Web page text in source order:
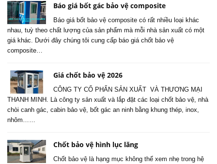
Báo giá bốt gác bảo vệ composite
Báo giá bốt bảo vệ composite có rất nhiều loại khác
nhau, tuỳ theo chất lượng của sản phẩm mà mỗi nhà sản xuất có một
giá khác. Dưới đây chúng tôi cung cấp báo giá chốt bảo vệ
composite…
Giá chốt bảo vệ 2026
CÔNG TY CỔ PHẨN SẢN XUẤT VÀ THƯƠNG MẠI
THANH MINH. Là công ty sản xuất và lắp đặt các loại chốt bảo vệ, nhà
chòi canh gác, cabin bảo vệ, bốt gác an ninh bằng khung thép, inox,
nhôm……
Chốt bảo vệ hình lục lăng
Chốt bảo vệ là hạng mục không thể xem nhẹ trong hệ